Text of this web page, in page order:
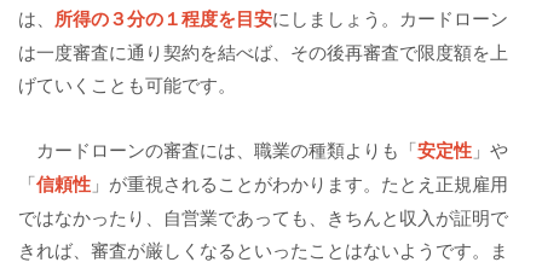
は、 所得の３分の１程度を目安にしましょう。カードローン
は一度審査に通り契約を結べば、その後再審査で限度額を上
げていくことも可能です。
カードローンの審査には、職業の種類よりも「安定性 」や
「信頼性 」が重視されることがわかります。たとえ正規雇用
ではなかったり、自営業であっても、きちんと収入が証明で
きれば、審査が厳しくなるといったことはないようです。ま